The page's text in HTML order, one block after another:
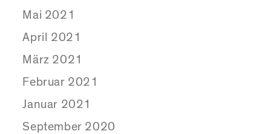
Mai 2021
April 2021
März 2021
Februar 2021
Januar 2021
September 2020